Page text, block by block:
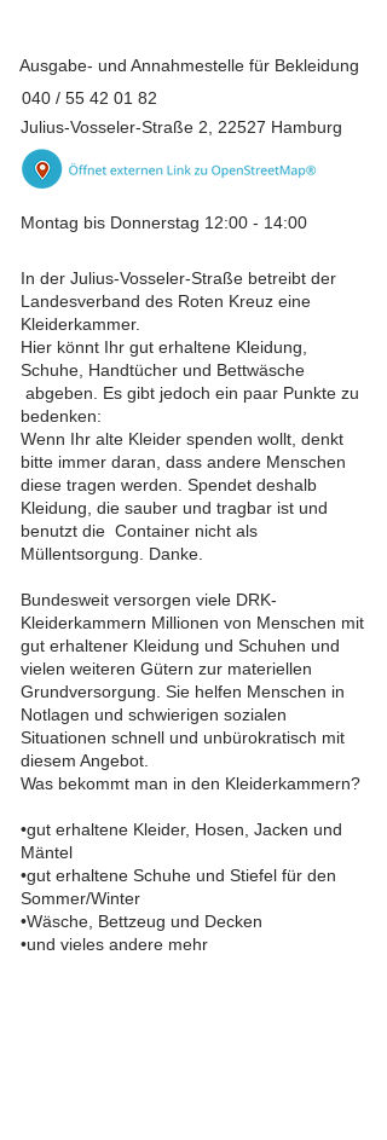
Ausgabe- und Annahmestelle für Bekleidung
040 / 55 42 01 82
Julius-Vosseler-Straße 2, 22527 Hamburg
Montag bis Donnerstag 12:00 - 14:00
In der Julius-Vosseler-Straße betreibt der
Landesverband des Roten Kreuz eine
Kleiderkammer.
Hier könnt Ihr gut erhaltene Kleidung,
Schuhe, Handtücher und Bettwäsche
abgeben. Es gibt jedoch ein paar Punkte zu
bedenken:
Wenn Ihr alte Kleider spenden wollt, denkt
bitte immer daran, dass andere Menschen
diese tragen werden. Spendet deshalb
Kleidung, die sauber und tragbar ist und
benutzt die Container nicht als
Müllentsorgung. Danke.
Bundesweit versorgen viele DRK-
Kleiderkammern Millionen von Menschen mit
gut erhaltener Kleidung und Schuhen und
vielen weiteren Gütern zur materiellen
Grundversorgung. Sie helfen Menschen in
Notlagen und schwierigen sozialen
Situationen schnell und unbürokratisch mit
diesem Angebot.
Was bekommt man in den Kleiderkammern?
•gut erhaltene Kleider, Hosen, Jacken und
Mäntel
•gut erhaltene Schuhe und Stiefel für den
Sommer/Winter
•Wäsche, Bettzeug und Decken
•und vieles andere mehr